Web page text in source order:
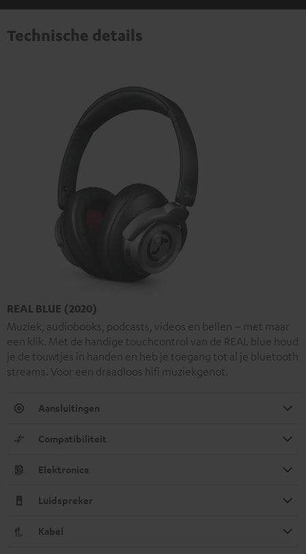
Technische details
REAL BLUE (2020)
Muziek, audiobooks, podcasts, videos en bellen – met maar
een klik. Met de handige touchcontrol van de REAL blue houd
je de touwtjes in handen en heb je toegang tot al je bluetooth
streams. Voor een draadloos hifi muziekgenot.
Aansluitingen
Compatibiliteit
Elektronica
Luidspreker
Kabel